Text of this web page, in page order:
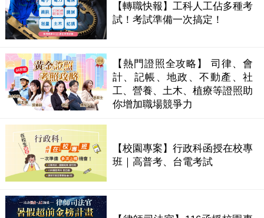
【轉職快報】工科人工佔多種考
試！考試準備一次搞定！
【熱門證照全攻略】 司律、會
計、記帳、地政、不動產、社
工、營養、土木、植療等證照助
你增加職場競爭力
【校園專案】行政科函授在校專
班｜高普考、台電考試